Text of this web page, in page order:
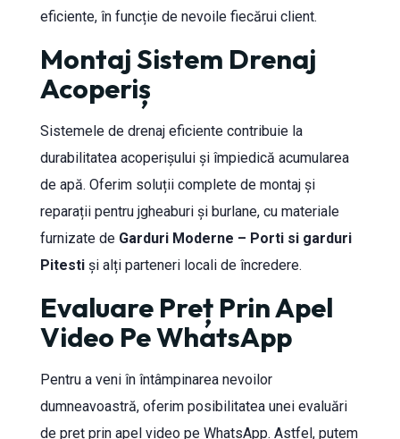
eficiente, în funcție de nevoile fiecărui client.
Montaj Sistem Drenaj
Acoperiș
Sistemele de drenaj eficiente contribuie la
durabilitatea acoperișului și împiedică acumularea
de apă. Oferim soluții complete de montaj și
reparații pentru jgheaburi și burlane, cu materiale
furnizate de Garduri Moderne – Porti si garduri
Pitestiși alți parteneri locali de încredere.
Evaluare Preț Prin Apel
Video Pe WhatsApp
Pentru a veni în întâmpinarea nevoilor
dumneavoastră, oferim posibilitatea unei evaluări
de preț prin apel video pe WhatsApp. Astfel, putem